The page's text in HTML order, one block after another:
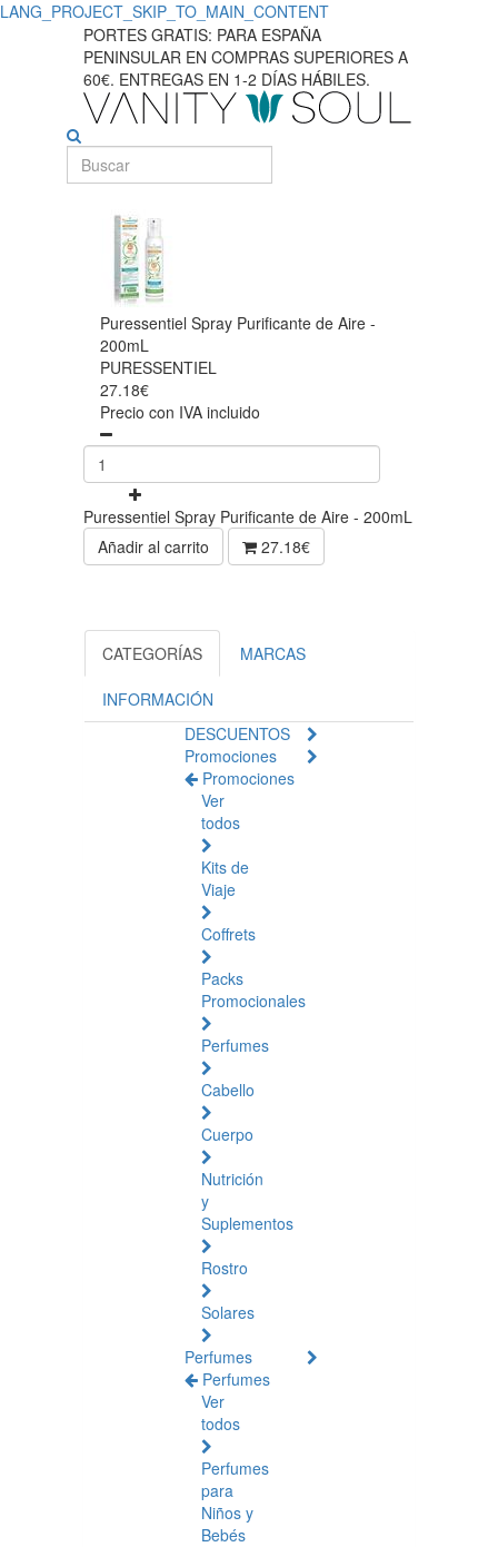
LANG_PROJECT_SKIP_TO_MAIN_CONTENT
PORTES GRATIS: PARA ESPAÑA
PENINSULAR EN COMPRAS SUPERIORES A
60€. ENTREGAS EN 1-2 DÍAS HÁBILES.
Puressentiel Spray Purificante de Aire -
200mL
PURESSENTIEL
27.18€
Precio con IVA incluido
Puressentiel Spray Purificante de Aire - 200mL
Añadir al carrito
27.18€
CATEGORÍAS MARCAS
INFORMACIÓN
DESCUENTOS
Promociones
Promociones
Ver
todos
Kits de
Viaje
Coffrets
Packs
Promocionales
Perfumes
Cabello
Cuerpo
Nutrición
y
Suplementos
Rostro
Solares
Perfumes
Perfumes
Ver
todos
Perfumes
para
Niños y
Bebés